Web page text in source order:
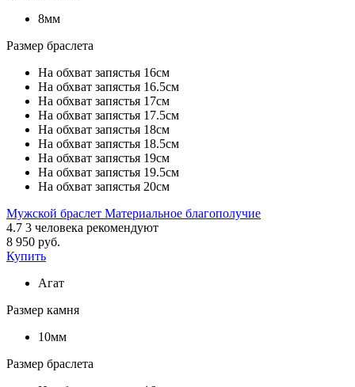
8мм
Размер браслета
На обхват запястья 16см
На обхват запястья 16.5см
На обхват запястья 17см
На обхват запястья 17.5см
На обхват запястья 18см
На обхват запястья 18.5см
На обхват запястья 19см
На обхват запястья 19.5см
На обхват запястья 20см
Мужской браслет Материальное благополучие
4.7 3 человека рекомендуют
8 950 руб.
Купить
Агат
Размер камня
10мм
Размер браслета